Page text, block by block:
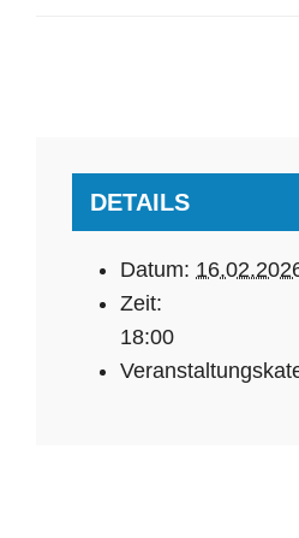
DETAILS
Datum:
Zeit:
18:00